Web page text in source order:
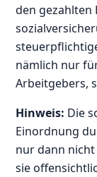
den gezahlten
nämlich nur
Arbeitgebers,
Hinweis: Die
Einordnung
nur dann
sie